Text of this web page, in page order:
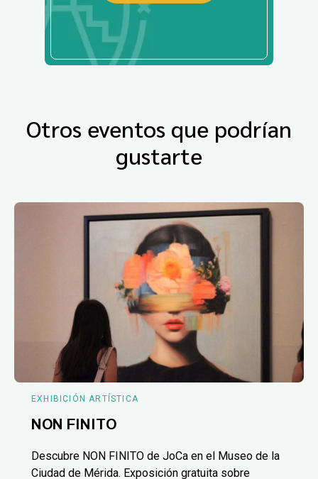
Otros eventos que podrían
gustarte
EXHIBICIÓN ARTÍSTICA
NON FINITO
Descubre NON FINITO de JoCa en el Museo de la
Ciudad de Mérida. Exposición gratuita sobre